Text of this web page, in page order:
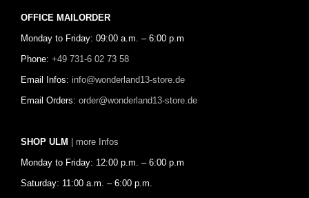
OFFICE MAILORDER
Monday to Friday: 09:00 a.m. – 6:00 p.m
Phone: +49 731-6 02 73 58
Email Infos: info@wonderland13-store.de
Email Orders: order@wonderland13-store.de
SHOP ULM | more Infos
Monday to Friday: 12:00 p.m. – 6:00 p.m
Saturday: 11:00 a.m. – 6:00 p.m.